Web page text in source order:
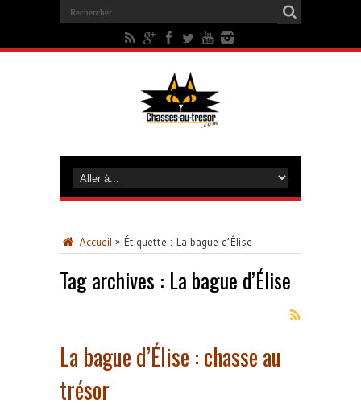
Accueil » Étiquette : La bague d’Élise
Tag archives : La bague d’Élise
La bague d’Élise : chasse au
trésor